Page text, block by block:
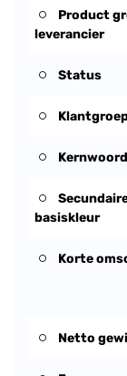
Product
leverancier
Status
Kernwoord
basiskleur
Korte
Netto